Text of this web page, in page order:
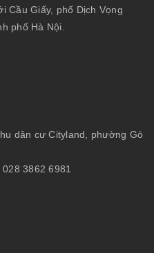
Cầu Giấy, phố Dịch Vọng
phố Hà Nội.
dân cư Cityland, phường Gò
3862 6981